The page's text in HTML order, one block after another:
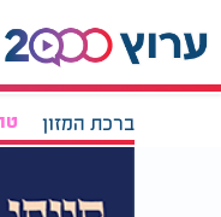
ברכת המזון